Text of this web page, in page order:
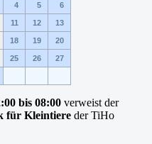
4 5 6
11 12 13
18 19 20
25 26 27
bis 08:00 verweist der
für Kleintiere der TiHo